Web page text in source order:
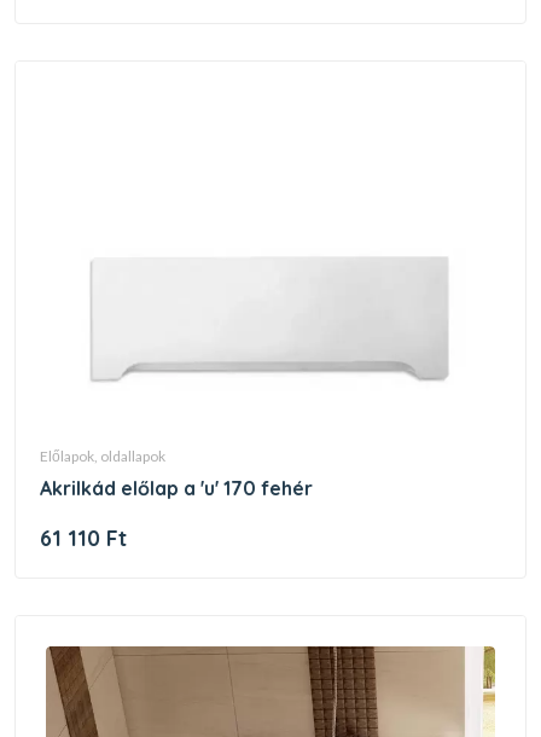
előlapok, oldallapok
akrilkád előlap a 'u' 170 fehér
61 110 Ft